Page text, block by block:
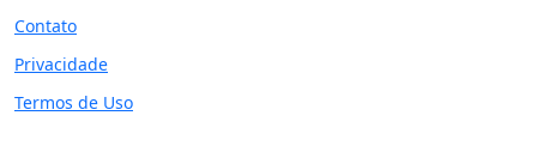
Contato
Privacidade
Termos de Uso